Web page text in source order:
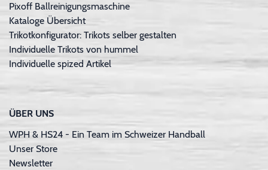
Pixoff Ballreinigungsmaschine
Kataloge Übersicht
Trikotkonfigurator: Trikots selber gestalten
Individuelle Trikots von hummel
Individuelle spized Artikel
ÜBER UNS
WPH & HS24 - Ein Team im Schweizer Handball
Unser Store
Newsletter